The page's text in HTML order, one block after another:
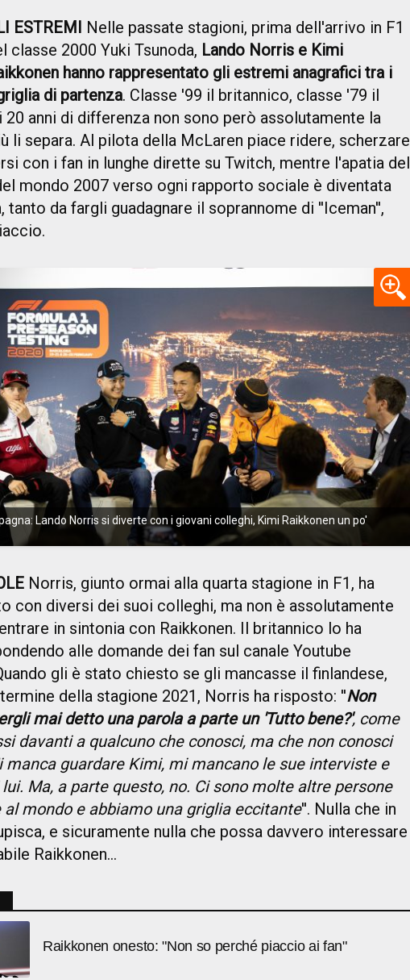
ESTREMI Nelle passate stagioni, prima dell'arrivo in F1
classe 2000 Yuki Tsunoda, Lando Norris e Kimi
hanno rappresentato gli estremi anagrafici tra i
di partenza. Classe '99 il britannico, classe '79 il
20 anni di differenza non sono però assolutamente la
li separa. Al pilota della McLaren piace ridere, scherzare
con i fan in lunghe dirette su Twitch, mentre l'apatia del
mondo 2007 verso ogni rapporto sociale è diventata
tanto da fargli guadagnare il soprannome di ''Iceman'',
Lando Norris si diverte con i giovani colleghi, Kimi Raikkonen un po'
Norris, giunto ormai alla quarta stagione in F1, ha
con diversi dei suoi colleghi, ma non è assolutamente
in sintonia con Raikkonen. Il britannico lo ha
alle domande dei fan sul canale Youtube
gli è stato chiesto se gli mancasse il finlandese,
della stagione 2021, Norris ha risposto: ''Non
mai detto una parola a parte un 'Tutto bene?', come
davanti a qualcuno che conosci, ma che non conosci
manca guardare Kimi, mi mancano le sue interviste e
Ma, a parte questo, no. Ci sono molte altre persone
mondo e abbiamo una griglia eccitante''. Nulla che in
e sicuramente nulla che possa davvero interessare
Raikkonen...
Raikkonen onesto: "Non so perché piaccio ai fan"